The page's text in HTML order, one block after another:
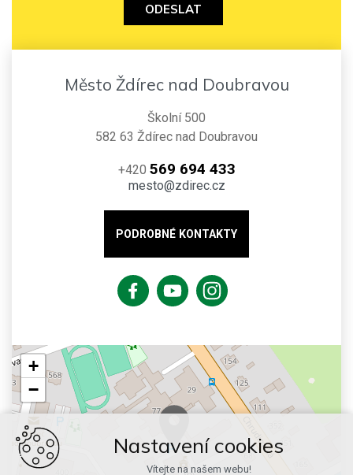
ODESLAT
Město Ždírec nad Doubravou
Školní 500
582 63 Ždírec nad Doubravou
+420 569 694 433
mesto@zdirec.cz
PODROBNÉ KONTAKTY
+
−
Nastavení cookies
Vítejte na našem webu!